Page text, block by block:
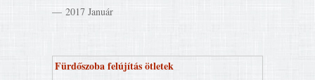
2017 Január
Fürdőszoba felújítás ötletek